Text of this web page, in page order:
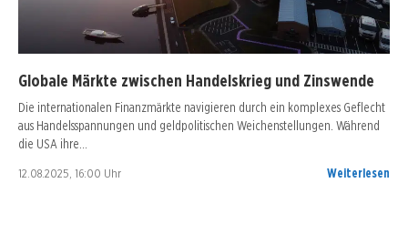
Globale Märkte zwischen Handelskrieg und Zinswende
Die internationalen Finanzmärkte navigieren durch ein komplexes Geflecht
aus Handelsspannungen und geldpolitischen Weichenstellungen. Während
die USA ihre…
12.08.2025, 16:00 Uhr Weiterlesen